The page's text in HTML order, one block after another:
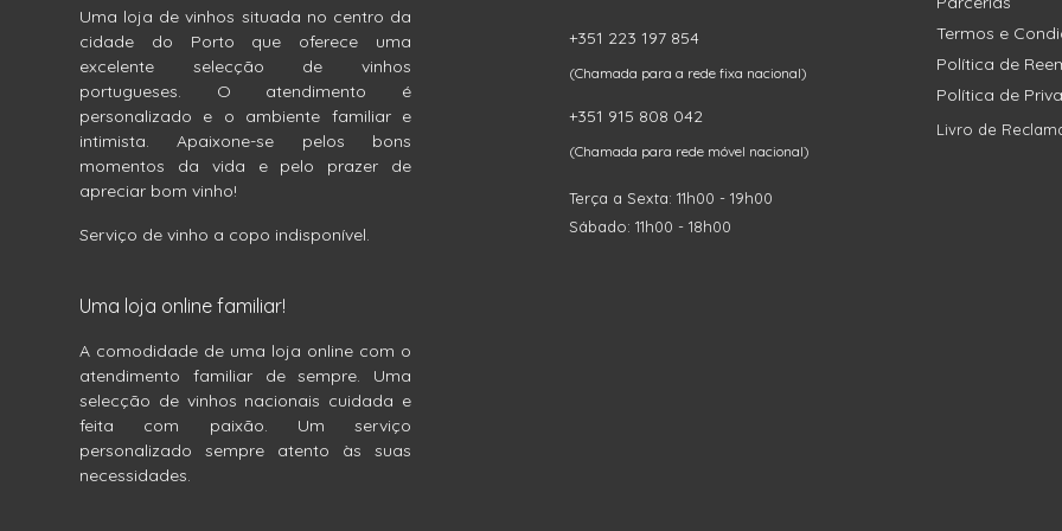
Uma loja de vinhos situada no centro da
cidade do Porto que oferece uma
excelente selecção de vinhos
portugueses. O atendimento é
personalizado e o ambiente familiar e
intimista. Apaixone-se pelos bons
momentos da vida e pelo prazer de
apreciar bom vinho!
Serviço de vinho a copo indisponível.
Uma loja online familiar!
A comodidade de uma loja online com o
atendimento familiar de sempre. Uma
selecção de vinhos nacionais cuidada e
feita com paixão. Um serviço
personalizado sempre atento às suas
necessidades.
+351 223 197 854
(Chamada para a rede fixa nacional)
+351 915 808 042
(Chamada para rede móvel nacional)
Terça a Sexta: 11h00 - 19h00
Sábado: 11h00 - 18h00
Termos e
Política de
Política de
Livro de